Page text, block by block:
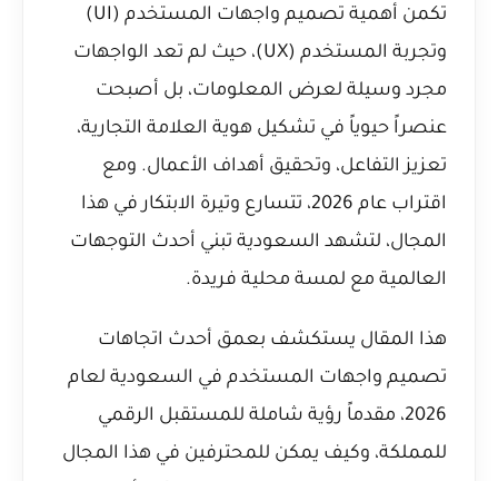
تكمن أهمية تصميم واجهات المستخدم (UI)
وتجربة المستخدم (UX)، حيث لم تعد الواجهات
مجرد وسيلة لعرض المعلومات، بل أصبحت
عنصراً حيوياً في تشكيل هوية العلامة التجارية،
تعزيز التفاعل، وتحقيق أهداف الأعمال. ومع
اقتراب عام 2026، تتسارع وتيرة الابتكار في هذا
المجال، لتشهد السعودية تبني أحدث التوجهات
العالمية مع لمسة محلية فريدة.
هذا المقال يستكشف بعمق أحدث اتجاهات
تصميم واجهات المستخدم في السعودية لعام
2026، مقدماً رؤية شاملة للمستقبل الرقمي
للمملكة، وكيف يمكن للمحترفين في هذا المجال